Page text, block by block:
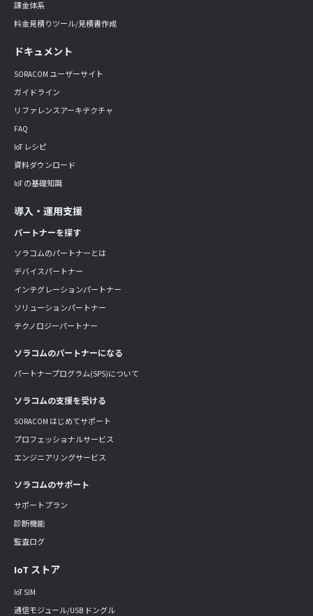
課金体系
料金見積りツール/見積書作成
ドキュメント
SORACOM ユーザーサイト
ガイドライン
リファレンスアーキテクチャ
FAQ
IoT レシピ
資料ダウンロード
IoT の基礎知識
導入・運用支援
パートナーを探す
ソラコムのパートナーとは
デバイスパートナー
インテグレーションパートナー
ソリューションパートナー
テクノロジーパートナー
ソラコムのパートナーになる
パートナープログラム(SPS)について
ソラコムの支援を受ける
SORACOM はじめてサポート
プロフェッショナルサービス
エンジニアリングサービス
ソラコムのサポート
サポートプラン
診断機能
監査ログ
IoT ストア
IoT SIM
通信モジュール/USB ドングル